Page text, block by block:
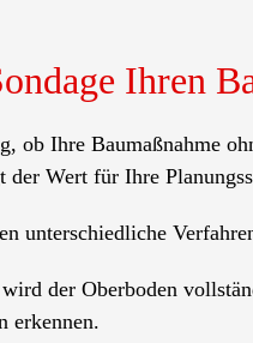
Ihren
ob Ihre Baumaßnahme
Wert für Ihre
unterschiedliche
der Oberboden
erkennen.